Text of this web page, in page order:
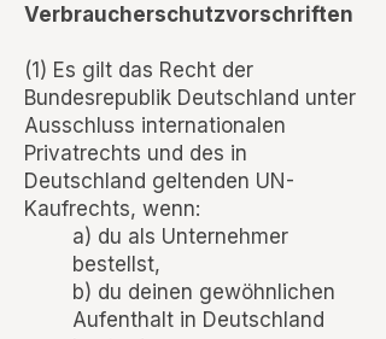
Verbraucherschutzvorschriften
(1) Es gilt das Recht der
Bundesrepublik Deutschland unter
Ausschluss internationalen
Privatrechts und des in
Deutschland geltenden UN-
Kaufrechts, wenn:
a) du als Unternehmer
bestellst,
b) du deinen gewöhnlichen
Aufenthalt in Deutschland